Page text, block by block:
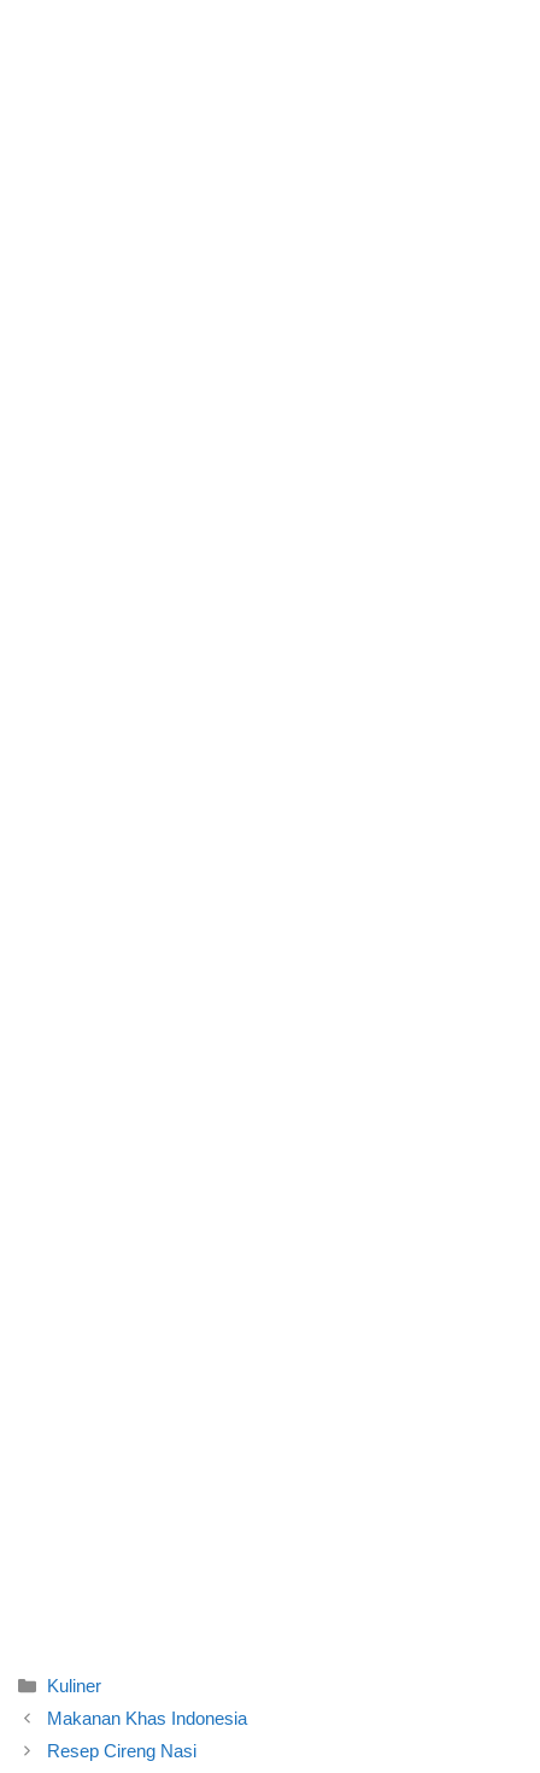
Categories
Kuliner
Makanan Khas Indonesia
Resep Cireng Nasi